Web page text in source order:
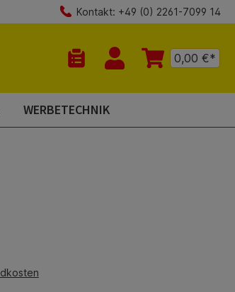
Kontakt: +49 (0) 2261-7099 14
Du hast 0 Produkte auf dem
0,00 €*
WERBETECHNIK